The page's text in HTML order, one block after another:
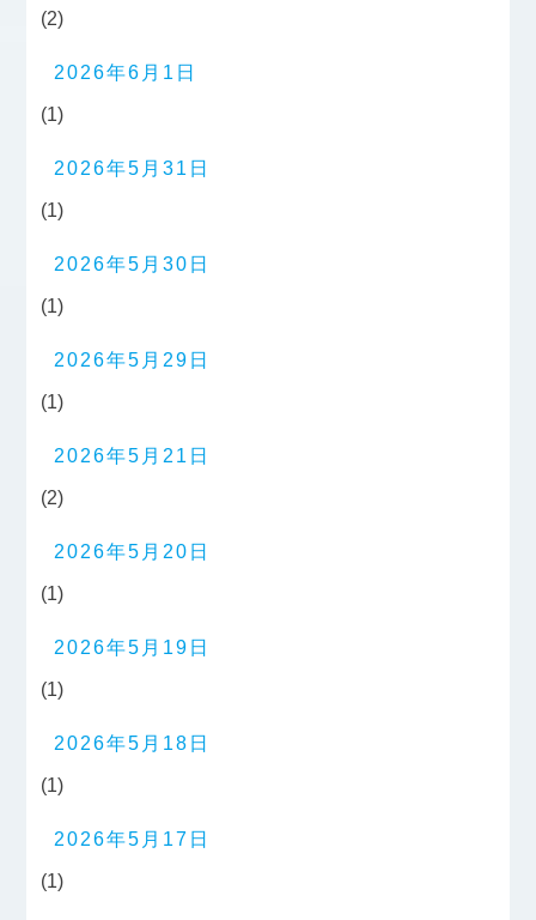
(2)
2026年6月1日
(1)
2026年5月31日
(1)
2026年5月30日
(1)
2026年5月29日
(1)
2026年5月21日
(2)
2026年5月20日
(1)
2026年5月19日
(1)
2026年5月18日
(1)
2026年5月17日
(1)